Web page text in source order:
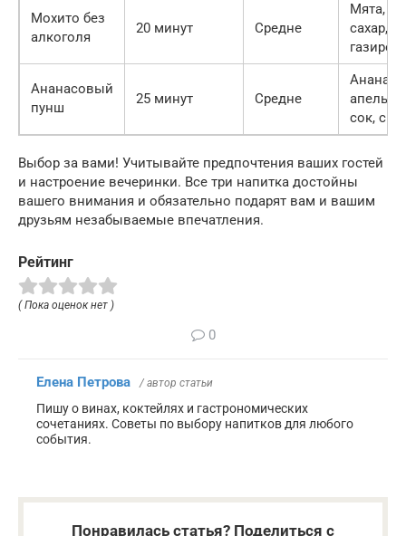
Мохито без
алкоголя
20 минут Средне
Мята,
сахар,
Ананасовый
пунш
25 минут Средне
Ананас,
сок,
Выбор за вами! Учитывайте предпочтения ваших гостей
и настроение вечеринки. Все три напитка достойны
вашего внимания и обязательно подарят вам и вашим
друзьям незабываемые впечатления.
Рейтинг
( Пока оценок нет )
0
Елена Петрова / автор статьи
Пишу о винах, коктейлях и гастрономических
сочетаниях. Советы по выбору напитков для любого
события.
Понравилась статья? Поделиться с